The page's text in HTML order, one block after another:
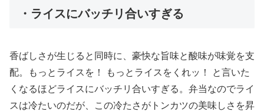
・ライスにバッチリ合いすぎる
香ばしさが生じると同時に、豪快な旨味と酸味が味覚を支
配。もっとライスを！ もっとライスをくれッ！ と言いた
くなるほどライスにバッチリ合いすぎる。弁当なのでライ
スは冷たいのだが、この冷たさがトンカツの美味しさを昇